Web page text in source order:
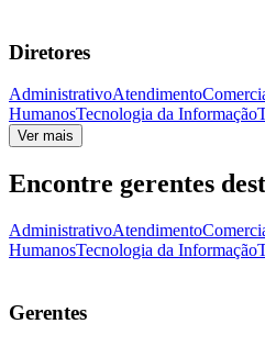
Diretores
AdministrativoAtendimento
HumanosTecnologia da Informação
Ver mais
Encontre gerentes
AdministrativoAtendimento
HumanosTecnologia da Informação
Gerentes